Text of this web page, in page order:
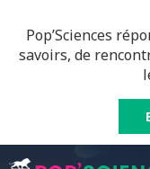
Pop’Sciences
savoirs, de